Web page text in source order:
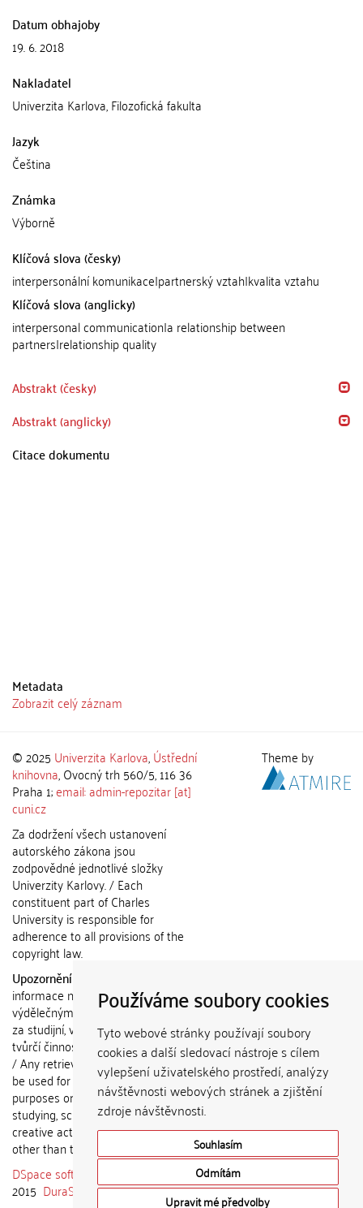
Používáme soubory cookies
Tyto webové stránky používají soubory
cookies a další sledovací nástroje s cílem
vylepšení uživatelského prostředí, analýzy
návštěvnosti webových stránek a zjištění
zdroje návštěvnosti.
Souhlasím
Odmítám
Upravit mé předvolby
Datum obhajoby
19. 6. 2018
Nakladatel
Univerzita Karlova, Filozofická fakulta
Jazyk
Čeština
Známka
Výborně
Klíčová slova (česky)
interpersonální komunikace|partnerský vztah|kvalita vztahu
Klíčová slova (anglicky)
interpersonal communication|a relationship between
partners|relationship quality
Abstrakt (česky)
Abstrakt (anglicky)
Citace dokumentu
Metadata
Zobrazit celý záznam
© 2025 Univerzita Karlova,Ústřední
knihovna, Ovocný trh 560/5, 116 36
Praha 1;email: admin-repozitar [at]
cuni.cz
Za dodržení všech ustanovení
autorského zákona jsou
zodpovědné jednotlivé složky
Univerzity Karlovy. / Each
constituent part of Charles
University is responsible for
adherence to all provisions of the
copyright law.
Upozornění / Notice:
informace nemohou být použity k
výdělečným účelům nebo vydávány
za studijní, vědeckou nebo jinou
tvůrčí činnost jiné osoby než autora.
/ Any retrieved information shall not
be used for any commercial
purposes or claimed as results of
studying, scientific or any other
creative activities of any person
other than the author.
DSpace software
copyright © 2002-
2015 DuraSpace
Theme by